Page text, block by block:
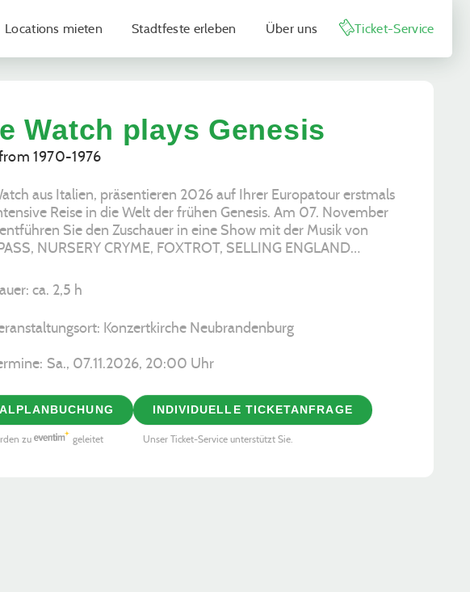
Locations mieten Stadtfeste erleben Über uns Ticket-Service
Watch plays Genesis
1970-1976
aus Italien, präsentieren 2026 auf Ihrer Europatour erstmals
Reise in die Welt der frühen Genesis. Am 07. November
Sie den Zuschauer in eine Show mit der Musik von
NURSERY CRYME, FOXTROT, SELLING ENGLAND…
ca. 2,5 h
Konzertkirche Neubrandenburg
Sa., 07.11.2026, ­20:00 Uhr
zu geleitet
INDIVIDUELLE TICKETANFRAGE
Unser Ticket-Service unterstützt Sie.